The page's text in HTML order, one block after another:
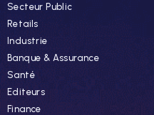
Secteur Public
Retails
Industrie
Banque & Assurance
Santé
Editeurs
Finance